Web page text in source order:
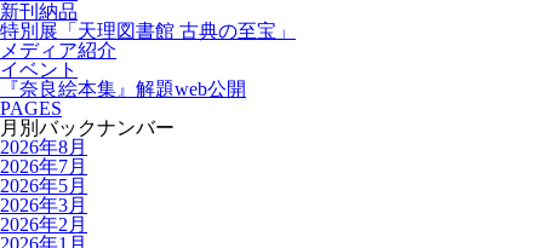
新刊納品
特別展「天理図書館 古典の至宝」
メディア紹介
イベント
『奈良絵本集』解題web公開
PAGES
月別バックナンバー
2026年8月
2026年7月
2026年5月
2026年3月
2026年2月
2026年1月